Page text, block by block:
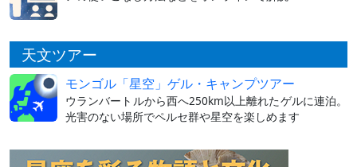
天文ツアー
モンゴル「星空」ゲル・キャンプツアー
ウランバートルから西へ250km以上離れたゲルに連泊。
光害のない場所でペルセ群や星空を楽しめます